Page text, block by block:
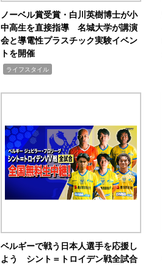
ノーベル賞受賞・白川英樹博士が小
中高生を直接指導 名城大学が講演
会と導電性プラスチック実験イベン
トを開催
ライフスタイル
ベルギーで戦う日本人選手を応援し
よう シント＝トロイデン戦全試合